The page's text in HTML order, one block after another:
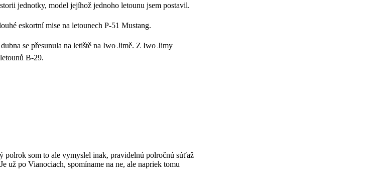
jednotky, model jejíhož jednoho letounu jsem postavil.
eskortní mise na letounech P-51 Mustang.
se přesunula na letiště na Iwo Jimě. Z Iwo Jimy
B-29.
polrok som to ale vymyslel inak, pravidelnú polročnú súťaž
už po Vianociach, spomíname na ne, ale napriek tomu